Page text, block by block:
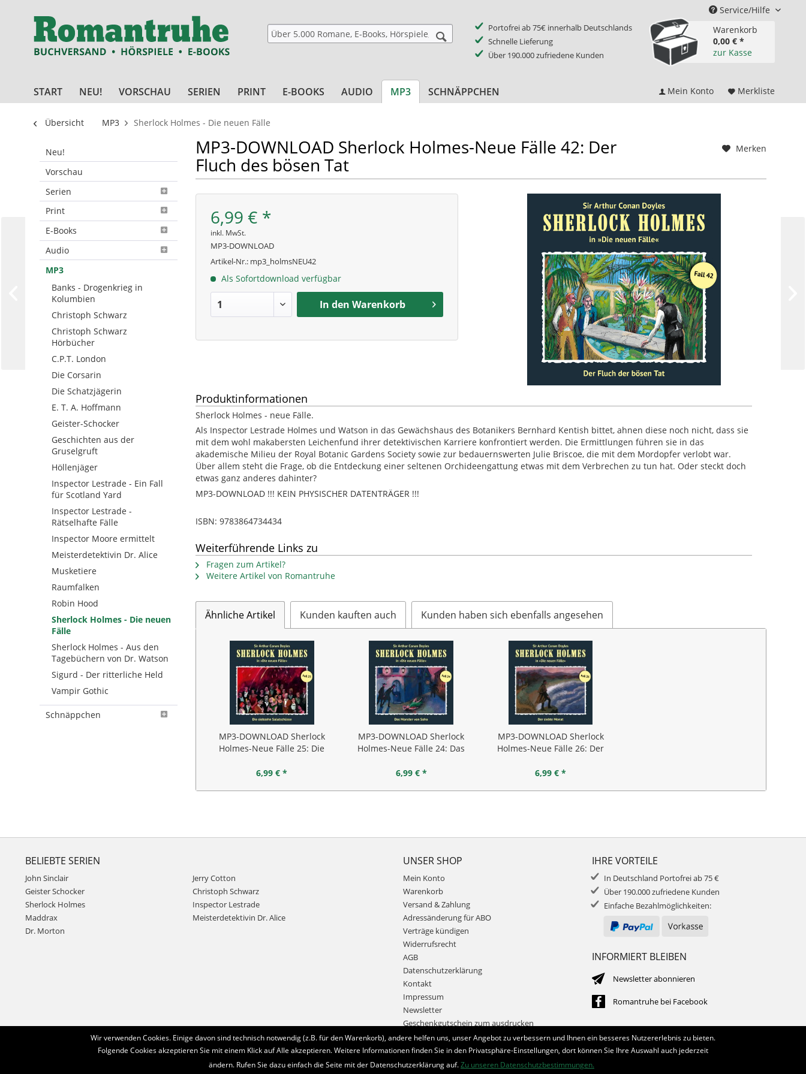
Service/Hilfe
Portofrei ab 75€ innerhalb Deutschlands
Schnelle Lieferung
Über 190.000 zufriedene Kunden
Warenkorb
0,00 € *
zur Kasse
START NEU! VORSCHAU SERIEN PRINT E-BOOKS AUDIO MP3 SCHNÄPPCHEN Mein Konto Merkliste
Übersicht MP3 Sherlock Holmes - Die neuen Fälle
Neu!
Vorschau
Serien
Print
E-Books
Audio
MP3
Banks - Drogenkrieg in
Kolumbien
Christoph Schwarz
Christoph Schwarz
Hörbücher
C.P.T. London
Die Corsarin
Die Schatzjägerin
E. T. A. Hoffmann
Geister-Schocker
Geschichten aus der
Gruselgruft
Höllenjäger
Inspector Lestrade - Ein Fall
für Scotland Yard
Inspector Lestrade -
Rätselhafte Fälle
Inspector Moore ermittelt
Meisterdetektivin Dr. Alice
Musketiere
Raumfalken
Robin Hood
Sherlock Holmes - Die neuen
Fälle
Sherlock Holmes - Aus den
Tagebüchern von Dr. Watson
Sigurd - Der ritterliche Held
Vampir Gothic
Schnäppchen
Merken
MP3-DOWNLOAD Sherlock Holmes-Neue Fälle 42: Der
Fluch des bösen Tat
6,99 € *
inkl. MwSt.
MP3-DOWNLOAD
Artikel-Nr.: mp3_holmsNEU42
Als Sofortdownload verfügbar
In den Warenkorb
Produktinformationen
Sherlock Holmes - neue Fälle.
Als Inspector Lestrade Holmes und Watson in das Gewächshaus des Botanikers Bernhard Kentish bittet, ahnen diese noch nicht, dass sie
mit dem wohl makabersten Leichenfund ihrer detektivischen Karriere konfrontiert werden. Die Ermittlungen führen sie in das
akademische Milieu der Royal Botanic Gardens Society sowie zur bedauernswerten Julie Briscoe, die mit dem Mordopfer verlobt war.
Über allem steht die Frage, ob die Entdeckung einer seltenen Orchideengattung etwas mit dem Verbrechen zu tun hat. Oder steckt doch
etwas ganz anderes dahinter?
MP3-DOWNLOAD !!! KEIN PHYSISCHER DATENTRÄGER !!!
ISBN: 9783864734434
Weiterführende Links zu
Fragen zum Artikel?
Weitere Artikel von Romantruhe
Ähnliche Artikel Kunden kauften auch Kunden haben sich ebenfalls angesehen
MP3-DOWNLOAD Sherlock
Holmes-Neue Fälle 25: Die
6,99 € *
MP3-DOWNLOAD Sherlock
Holmes-Neue Fälle 24: Das
6,99 € *
MP3-DOWNLOAD Sherlock
Holmes-Neue Fälle 26: Der
6,99 € *
BELIEBTE SERIEN
John Sinclair
Geister Schocker
Sherlock Holmes
Maddrax
Dr. Morton
Jerry Cotton
Christoph Schwarz
Inspector Lestrade
Meisterdetektivin Dr. Alice
UNSER SHOP
Mein Konto
Warenkorb
Versand & Zahlung
Adressänderung für ABO
Verträge kündigen
Widerrufsrecht
AGB
Datenschutzerklärung
Kontakt
Impressum
Newsletter
Geschenkgutschein zum ausdrucken
IHRE VORTEILE
In Deutschland Portofrei ab 75 €
Über 190.000 zufriedene Kunden
Einfache Bezahlmöglichkeiten:
INFORMIERT BLEIBEN
Newsletter abonnieren
Romantruhe bei Facebook
Bestellung widerrufen
Wir verwenden Cookies. Einige davon sind technisch notwendig (z.B. für den Warenkorb), andere helfen uns, unser Angebot zu verbessern und Ihnen ein besseres Nutzererlebnis zu bieten.
Folgende Cookies akzeptieren Sie mit einem Klick auf Alle akzeptieren. Weitere Informationen finden Sie in den Privatsphäre-Einstellungen, dort können Sie Ihre Auswahl auch jederzeit
ändern. Rufen Sie dazu einfach die Seite mit der Datenschutzerklärung auf.Zu unseren Datenschutzbestimmungen.